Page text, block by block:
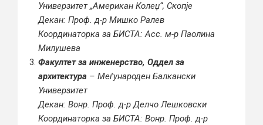
Универзитет „Американ Колеџ“, Скопје
Декан: Проф. д-р Мишко Ралев
Координаторка за БИСТА: Асс. м-р Паолина
Милушева
Факултет за инженерство, Оддел за
архитектура – Меѓународен Балкански
Универзитет
Декан: Вонр. Проф. д-р Делчо Лешковски
Координаторка за БИСТА: Вонр. Проф. д-р